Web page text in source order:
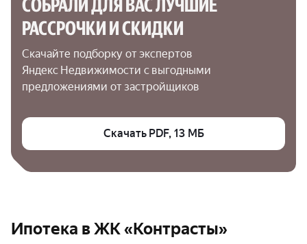
СОБРАЛИ ДЛЯ ВАС ЛУЧШИЕ
РАССРОЧКИ И СКИДКИ
Скачайте подборку от экспертов
Яндекс Недвижимости с выгодными
предложениями от застройщиков
Скачать PDF, 13 МБ
Ипотека в ЖК «Контрасты»